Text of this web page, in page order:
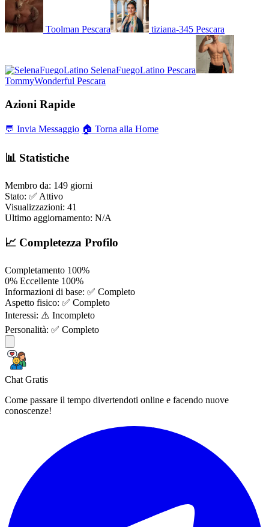
Toolman Pescara tiziana-345 Pescara
SelenaFuegoLatino Pescara
TommyWonderful Pescara
Azioni Rapide
💬 Invia Messaggio 🏠 Torna alla Home
📊 Statistiche
Membro da: 149 giorni
Stato: ✅ Attivo
Visualizzazioni: 41
Ultimo aggiornamento: N/A
📈 Completezza Profilo
Completamento 100%
0% Eccellente 100%
Informazioni di base: ✅ Completo
Aspetto fisico: ✅ Completo
Interessi: ⚠️ Incompleto
Personalità: ✅ Completo
Chat Gratis
Come passare il tempo divertendoti online e facendo nuove
conoscenze!